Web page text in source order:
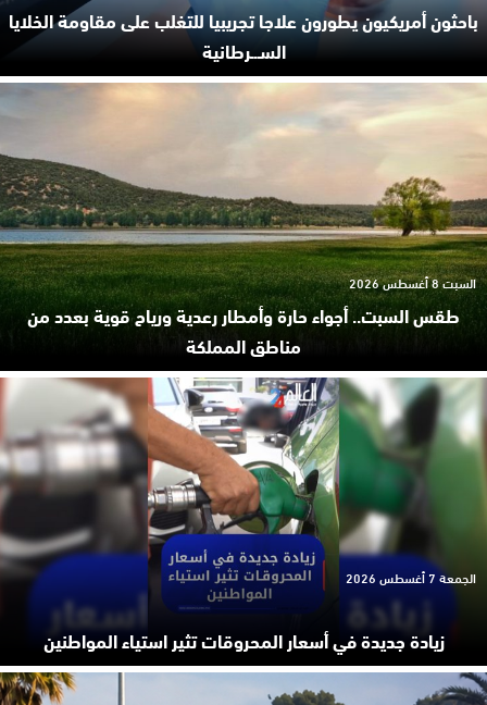
باحثون أمريكيون يطورون علاجا تجريبيا للتغلب على مقاومة الخلايا
السـ.ـرطانية
طقس السبت.. أجواء حارة وأمطار رعدية ورياح قوية بعدد من
مناطق المملكة
السبت 8 أغسطس 2026
زيادة جديدة في أسعار المحروقات تثير استياء المواطنين
الجمعة 7 أغسطس 2026